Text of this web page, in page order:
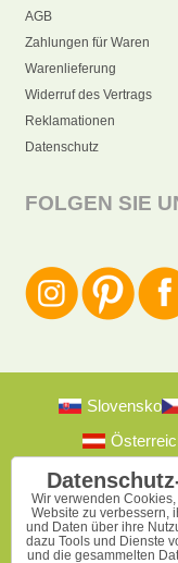
AGB
Zahlungen für Waren
Warenlieferung
Widerruf des Vertrags
Reklamationen
Datenschutz
FOLGEN SIE
Slovensko
Wir verwenden
Website zu verbessern,
und Daten über ihre
dazu Tools und Dienste
und die gesammelten